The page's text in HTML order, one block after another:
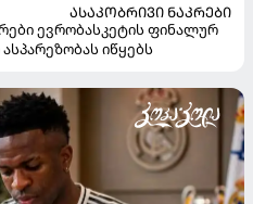
ᲐᲡᲐᲙᲝᲑᲠᲘᲕᲘ ᲜᲐᲙᲠᲔᲑᲘ
ევრობასკეტის ფინალურ
იწყებს